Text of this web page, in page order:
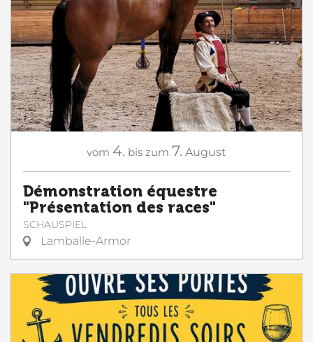
vom 4. bis zum 7. August
Démonstration équestre
"Présentation des races"
SCHAUSPIEL
Lamballe-Armor